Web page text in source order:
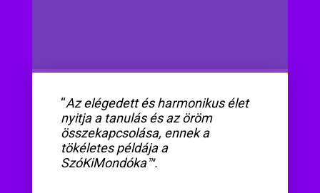
“Az elégedett és harmonikus élet
nyitja a tanulás és az öröm
összekapcsolása, ennek a
tökéletes példája a
SzóKiMondóka™.